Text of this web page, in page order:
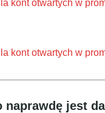
kont otwartych w
kont otwartych w
naprawdę jest